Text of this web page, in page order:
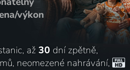
výkon
až 30 dní zpětně,
, neomezené nahrávání,